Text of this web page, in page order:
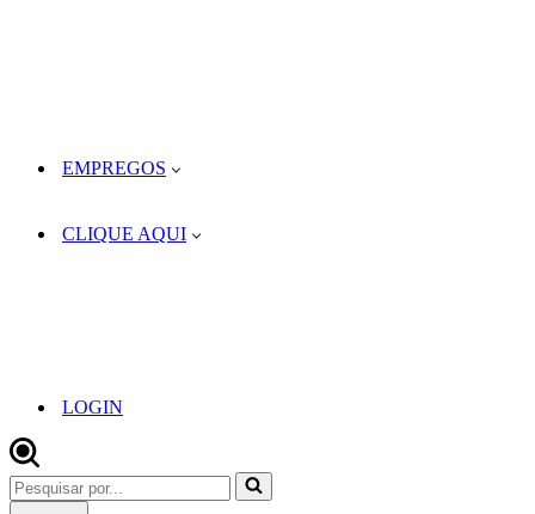
EMPREGOS
CLIQUE AQUI
LOGIN
Pesquisar
por...